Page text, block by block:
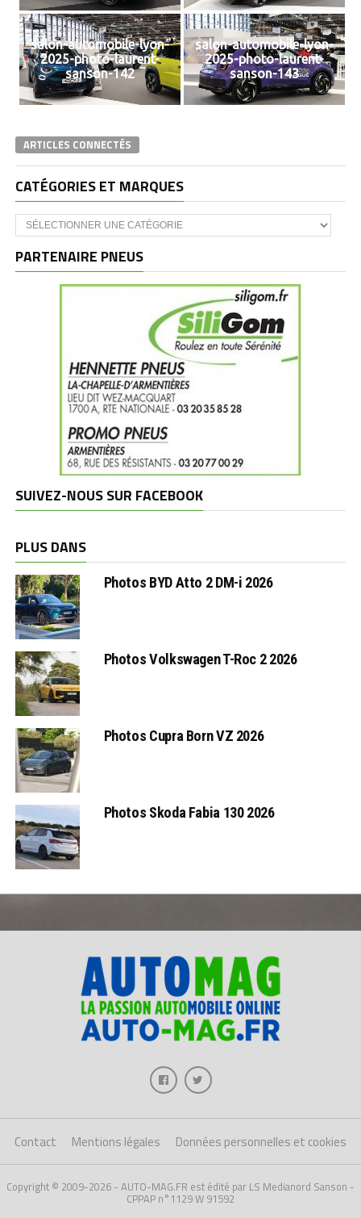
salon-automobile-lyon-
2025-photo-laurent-
sanson-142
salon-automobile-lyon-
2025-photo-laurent-
sanson-143
ARTICLES CONNECTÉS
CATÉGORIES ET MARQUES
Catégories
et
PARTENAIRE PNEUS
SUIVEZ-NOUS SUR FACEBOOK
PLUS DANS
Photos BYD Atto 2 DM-i 2026
Photos Volkswagen T-Roc 2 2026
Photos Cupra Born VZ 2026
Photos Skoda Fabia 130 2026
Contact Mentions légales Données personnelles et cookies
Copyright © 2009-2026 - AUTO-MAG.FR est édité par LS Medianord Sanson -
CPPAP n°1129 W 91592